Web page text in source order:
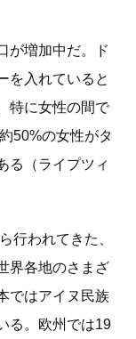
が増加中だ。ド
を入れていると
特に女性の間で
50%の女性がタ
る（ライプツィ
行われてきた、
界各地のさまざ
ではアイヌ民族
る。欧州では19